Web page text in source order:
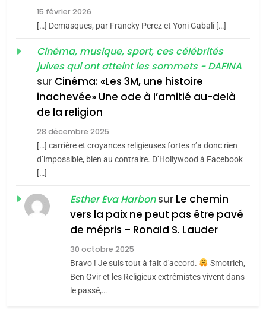
Tout sur la Nostalgie
SOUVENIRS
l’alliance pourrait
s’étendre à 13 pays
d’Amérique latine
ISRAÉL JUDAISME
2025, l’année la plus
meurtrière selon le
rapport d’ADL contre
l’antisémitisme
FRANCE ISRAÉL
FIÈRE, DIGNE ET RÉSILIENTE :
POURQUOI JE REVENDIQUE
15 février 2026
[…] Demasques, par Francky Perez et Yoni Gabali […]
Cinéma, musique, sport, ces célébrités
juives qui ont atteint les sommets - DAFINA
sur Cinéma: «Les 3M, une histoire
inachevée» Une ode à l’amitié au-delà
de la religion
28 décembre 2025
[…] carrière et croyances religieuses fortes n’a donc rien
d’impossible, bien au contraire. D’Hollywood à Facebook
[…]
Esther Eva Harbonsur Le chemin
vers la paix ne peut pas être pavé
de mépris – Ronald S. Lauder
30 octobre 2025
Bravo ! Je suis tout à fait d'accord.
Smotrich,
Ben Gvir et les Religieux extrêmistes vivent dans
le passé,…
POURQUOI JE REVENDIQUE
Zrihen-Dvir
CE QUI NOUS MANQUE –
Jacques Hadida
JUDAISME
Maroc : Les amandes de
Azilal consacrés produits
du terroir
DAFINA MAROC
Oeil ravageur – Vanessa De
Loya Stauber
CINEMA ISRAÉL